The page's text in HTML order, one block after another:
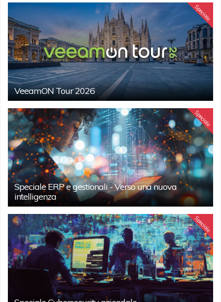
Speciale
VeeamON Tour 2026
Speciale
Speciale ERP e gestionali - Verso una nuova
intelligenza
Speciale